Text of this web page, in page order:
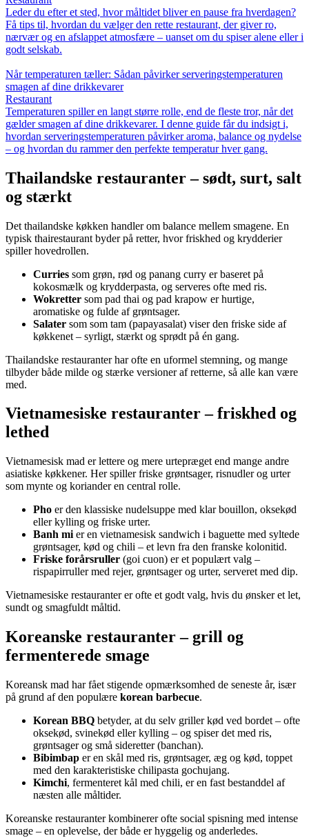
Leder du efter et sted, hvor måltidet bliver en pause fra hverdagen?
Få tips til, hvordan du vælger den rette restaurant, der giver ro,
nærvær og en afslappet atmosfære – uanset om du spiser alene eller i
godt selskab.
Når temperaturen tæller: Sådan påvirker serveringstemperaturen
smagen af dine drikkevarer
Restaurant
Temperaturen spiller en langt større rolle, end de fleste tror, når det
gælder smagen af dine drikkevarer. I denne guide får du indsigt i,
hvordan serveringstemperaturen påvirker aroma, balance og nydelse
– og hvordan du rammer den perfekte temperatur hver gang.
Thailandske restauranter – sødt, surt, salt
og stærkt
Det thailandske køkken handler om balance mellem smagene. En
typisk thairestaurant byder på retter, hvor friskhed og krydderier
spiller hovedrollen.
Curries som grøn, rød og panang curry er baseret på
kokosmælk og krydderpasta, og serveres ofte med ris.
Wokretter som pad thai og pad krapow er hurtige,
aromatiske og fulde af grøntsager.
Salater som som tam (papayasalat) viser den friske side af
køkkenet – syrligt, stærkt og sprødt på én gang.
Thailandske restauranter har ofte en uformel stemning, og mange
tilbyder både milde og stærke versioner af retterne, så alle kan være
med.
Vietnamesiske restauranter – friskhed og
lethed
Vietnamesisk mad er lettere og mere urtepræget end mange andre
asiatiske køkkener. Her spiller friske grøntsager, risnudler og urter
som mynte og koriander en central rolle.
Pho er den klassiske nudelsuppe med klar bouillon, oksekød
eller kylling og friske urter.
Banh mi er en vietnamesisk sandwich i baguette med syltede
grøntsager, kød og chili – et levn fra den franske kolonitid.
Friske forårsruller (goi cuon) er et populært valg –
rispapirruller med rejer, grøntsager og urter, serveret med dip.
Vietnamesiske restauranter er ofte et godt valg, hvis du ønsker et let,
sundt og smagfuldt måltid.
Koreanske restauranter – grill og
fermenterede smage
Koreansk mad har fået stigende opmærksomhed de seneste år, især
på grund af den populære korean barbecue.
Korean BBQ betyder, at du selv griller kød ved bordet – ofte
oksekød, svinekød eller kylling – og spiser det med ris,
grøntsager og små sideretter (banchan).
Bibimbap er en skål med ris, grøntsager, æg og kød, toppet
med den karakteristiske chilipasta gochujang.
Kimchi, fermenteret kål med chili, er en fast bestanddel af
næsten alle måltider.
Koreanske restauranter kombinerer ofte social spisning med intense
smage – en oplevelse, der både er hyggelig og anderledes.